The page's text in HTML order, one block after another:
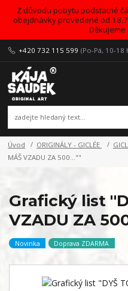
Z důvodu pobytu podstatné
obejdnávky provedené od
+420 732 115 599 (Po-Pá, 10-18
Úvod ORIGINÁLY - GICLÉE
MÁŠ VZADU ZA 500...""
Grafický list
VZADU ZA
Novinka Doprava ZDARMA